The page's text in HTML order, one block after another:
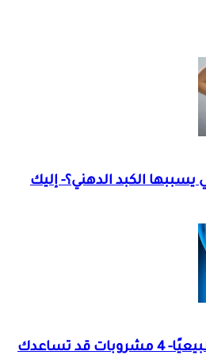
يسببها الكبد الدهني؟- إليك
إزالة دهون الكبد طبيعيًا- 4 مشروبات قد تساعدك